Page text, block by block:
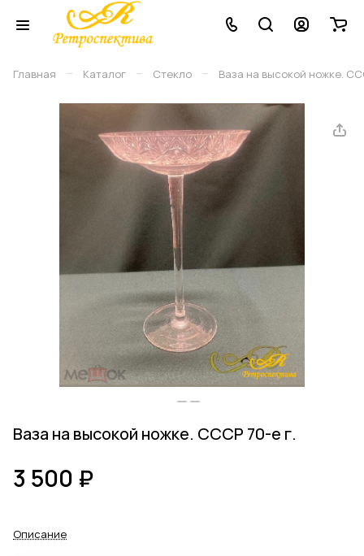
Главная – Каталог – Стекло – Ваза на высокой ножке.
Ваза на высокой ножке. СССР 70-е г.
3 500 ₽
Описание